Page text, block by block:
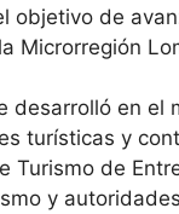
objetivo de
Microrregión
desarrolló en el
turísticas y
Turismo de
y